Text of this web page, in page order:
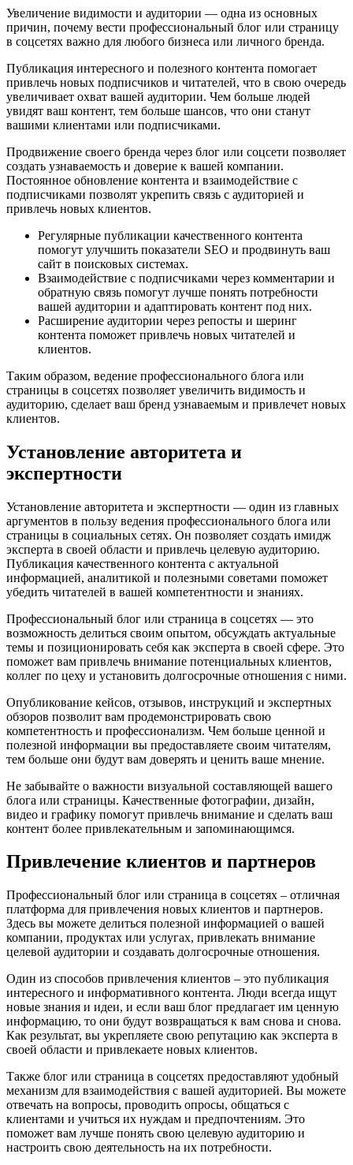
Увеличение видимости и аудитории — одна из основных
причин, почему вести профессиональный блог или страницу
в соцсетях важно для любого бизнеса или личного бренда.
Публикация интересного и полезного контента помогает
привлечь новых подписчиков и читателей, что в свою очередь
увеличивает охват вашей аудитории. Чем больше людей
увидят ваш контент, тем больше шансов, что они станут
вашими клиентами или подписчиками.
Продвижение своего бренда через блог или соцсети позволяет
создать узнаваемость и доверие к вашей компании.
Постоянное обновление контента и взаимодействие с
подписчиками позволят укрепить связь с аудиторией и
привлечь новых клиентов.
Регулярные публикации качественного контента
помогут улучшить показатели SEO и продвинуть ваш
сайт в поисковых системах.
Взаимодействие с подписчиками через комментарии и
обратную связь помогут лучше понять потребности
вашей аудитории и адаптировать контент под них.
Расширение аудитории через репосты и шеринг
контента поможет привлечь новых читателей и
клиентов.
Таким образом, ведение профессионального блога или
страницы в соцсетях позволяет увеличить видимость и
аудиторию, сделает ваш бренд узнаваемым и привлечет новых
клиентов.
Установление авторитета и
экспертности
Установление авторитета и экспертности — один из главных
аргументов в пользу ведения профессионального блога или
страницы в социальных сетях. Он позволяет создать имидж
эксперта в своей области и привлечь целевую аудиторию.
Публикация качественного контента с актуальной
информацией, аналитикой и полезными советами поможет
убедить читателей в вашей компетентности и знаниях.
Профессиональный блог или страница в соцсетях — это
возможность делиться своим опытом, обсуждать актуальные
темы и позиционировать себя как эксперта в своей сфере. Это
поможет вам привлечь внимание потенциальных клиентов,
коллег по цеху и установить долгосрочные отношения с ними.
Опубликование кейсов, отзывов, инструкций и экспертных
обзоров позволит вам продемонстрировать свою
компетентность и профессионализм. Чем больше ценной и
полезной информации вы предоставляете своим читателям,
тем больше они будут вам доверять и ценить ваше мнение.
Не забывайте о важности визуальной составляющей вашего
блога или страницы. Качественные фотографии, дизайн,
видео и графику помогут привлечь внимание и сделать ваш
контент более привлекательным и запоминающимся.
Привлечение клиентов и партнеров
Профессиональный блог или страница в соцсетях – отличная
платформа для привлечения новых клиентов и партнеров.
Здесь вы можете делиться полезной информацией о вашей
компании, продуктах или услугах, привлекать внимание
целевой аудитории и создавать долгосрочные отношения.
Один из способов привлечения клиентов – это публикация
интересного и информативного контента. Люди всегда ищут
новые знания и идеи, и если ваш блог предлагает им ценную
информацию, то они будут возвращаться к вам снова и снова.
Как результат, вы укрепляете свою репутацию как эксперта в
своей области и привлекаете новых клиентов.
Также блог или страница в соцсетях предоставляют удобный
механизм для взаимодействия с вашей аудиторией. Вы можете
отвечать на вопросы, проводить опросы, общаться с
клиентами и учиться их нуждам и предпочтениям. Это
поможет вам лучше понять свою целевую аудиторию и
настроить свою деятельность на их потребности.